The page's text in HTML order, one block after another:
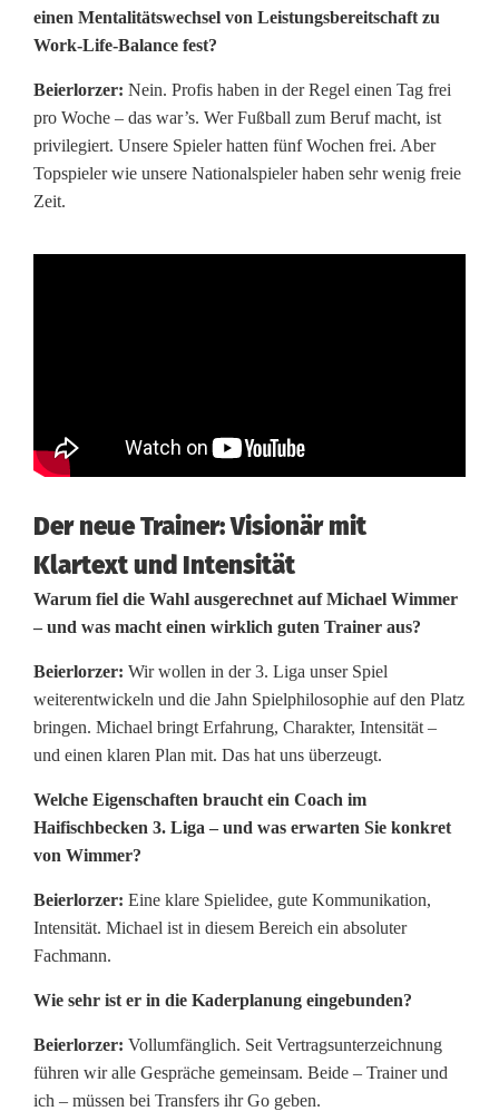
einen Mentalitätswechsel von Leistungsbereitschaft zu
Work-Life-Balance fest?
Beierlorzer: Nein. Profis haben in der Regel einen Tag frei
pro Woche – das war’s. Wer Fußball zum Beruf macht, ist
privilegiert. Unsere Spieler hatten fünf Wochen frei. Aber
Topspieler wie unsere Nationalspieler haben sehr wenig freie
Zeit.
Der neue Trainer: Visionär mit
Klartext und Intensität
Warum fiel die Wahl ausgerechnet auf Michael Wimmer
– und was macht einen wirklich guten Trainer aus?
Beierlorzer: Wir wollen in der 3. Liga unser Spiel
weiterentwickeln und die Jahn Spielphilosophie auf den Platz
bringen. Michael bringt Erfahrung, Charakter, Intensität –
und einen klaren Plan mit. Das hat uns überzeugt.
Welche Eigenschaften braucht ein Coach im
Haifischbecken 3. Liga – und was erwarten Sie konkret
von Wimmer?
Beierlorzer: Eine klare Spielidee, gute Kommunikation,
Intensität. Michael ist in diesem Bereich ein absoluter
Fachmann.
Wie sehr ist er in die Kaderplanung eingebunden?
Beierlorzer: Vollumfänglich. Seit Vertragsunterzeichnung
führen wir alle Gespräche gemeinsam. Beide – Trainer und
ich – müssen bei Transfers ihr Go geben.